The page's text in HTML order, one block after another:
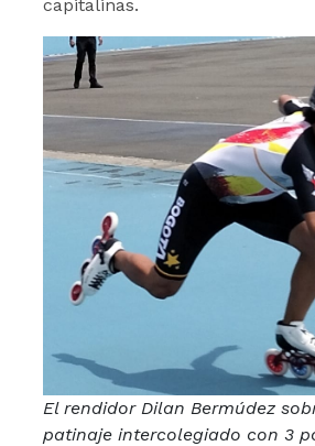
capitalinas.
El rendidor Dilan Bermúdez
patinaje intercolegiado con 3